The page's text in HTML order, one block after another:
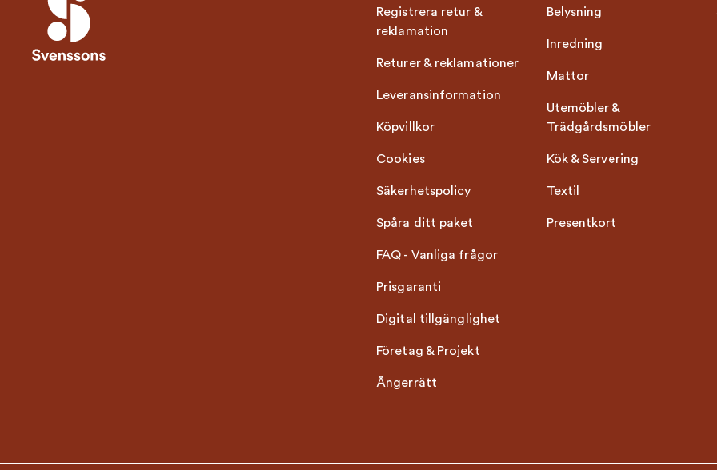
Registrera retur &
reklamation
Returer & reklamationer
Leveransinformation
Köpvillkor
Cookies
Säkerhetspolicy
Spåra ditt paket
FAQ - Vanliga frågor
Prisgaranti
Digital tillgänglighet
Företag & Projekt
Ångerrätt
Belysning
Inredning
Mattor
Utemöbler &
Trädgårdsmöbler
Kök & Servering
Textil
Presentkort